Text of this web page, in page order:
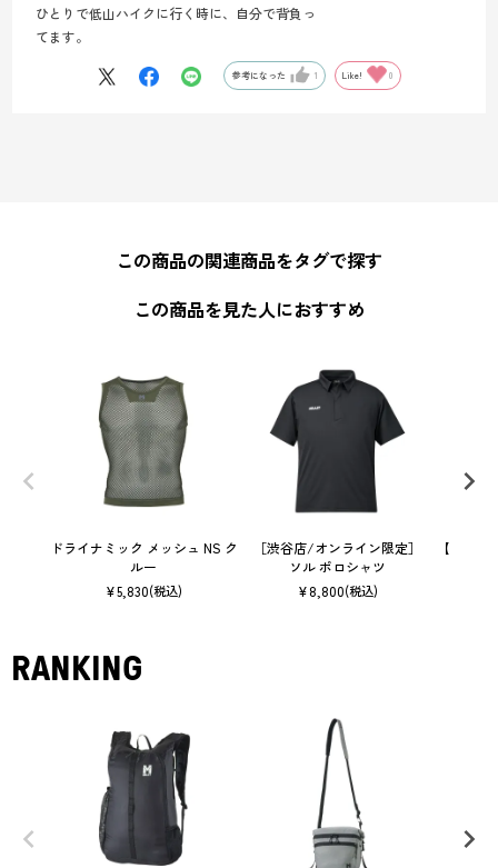
ひとりで低山ハイクに行く時に、自分で背負っ
てます。
参考になった 1 Like! 0
この商品の関連商品をタグで探す
この商品を見た人におすすめ
ドライナミック メッシュ NS ク
ルー
¥5,830(税込)
［渋谷店/オンライン限定］
ソル ポロシャツ
¥8,800(税込)
【ウィ
RANKING